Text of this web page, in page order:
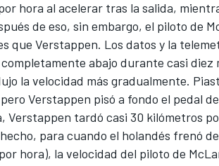
hora al acelerar tras la salida,
de eso, sin embargo, el piloto de
que Verstappen. Los datos y la
abajo durante casi diez
la velocidad más gradualmente.
Verstappen pisó a fondo el pedal
Verstappen tardó casi 30 kilómetros
para cuando el holandés frenó
hora), la velocidad del piloto de